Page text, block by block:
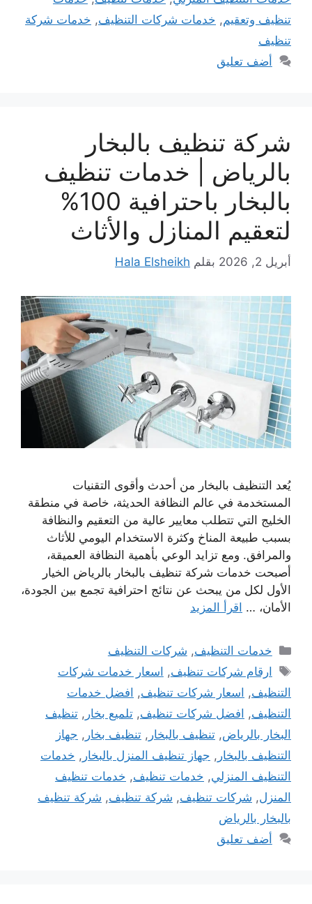
تنظيف وتعقيم, خدمات شركات التنظيف, خدمات شركة
تنظيف
أضف تعليق
شركة تنظيف بالبخار
بالرياض | خدمات تنظيف
بالبخار باحترافية 100%
لتعقيم المنازل والأثاث
أبريل 2, 2026 بقلم Hala Elsheikh
يُعد التنظيف بالبخار من أحدث وأقوى التقنيات
المستخدمة في عالم النظافة الحديثة، خاصة في منطقة
الخليج التي تتطلب معايير عالية من التعقيم والنظافة
بسبب طبيعة المناخ وكثرة الاستخدام اليومي للأثاث
والمرافق. ومع تزايد الوعي بأهمية النظافة العميقة،
أصبحت خدمات شركة تنظيف بالبخار بالرياض الخيار
الأول لكل من يبحث عن نتائج احترافية تجمع بين الجودة،
الأمان، … اقرأ المزيد
التصنيفات
خدمات التنظيف, شركات التنظيف
الوسوم
ارقام شركات تنظيف, اسعار خدمات شركات
التنظيف, اسعار شركات تنظيف, افضل خدمات
التنظيف, افضل شركات تنظيف, تلميع بخار , تنظيف
البخار بالرياض, تنظيف بالبخار , تنظيف بخار , جهاز
التنظيف بالبخار , جهاز تنظيف المنزل بالبخار , خدمات
التنظيف المنزلي, خدمات تنظيف, خدمات تنظيف
المنزل, شركات تنظيف, شركة تنظيف, شركة تنظيف
بالبخار بالرياض
أضف تعليق